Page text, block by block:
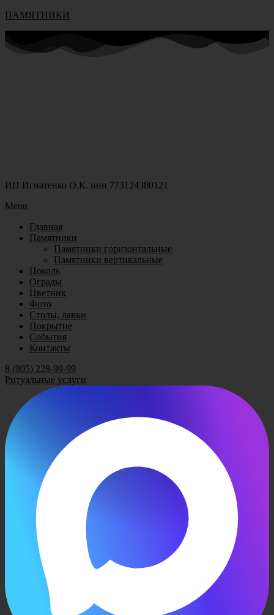
ПАМЯТНИКИ
ИП Игнатенко О.К. инн 773124380121
Menu
Главная
Памятники
Памятники горизонтальные
Памятники вертикальные
Цоколь
Ограды
Цветник
Фото
Столы, лавки
Покрытие
События
Контакты
8 (905) 228-99-99
Ритуальные услуги